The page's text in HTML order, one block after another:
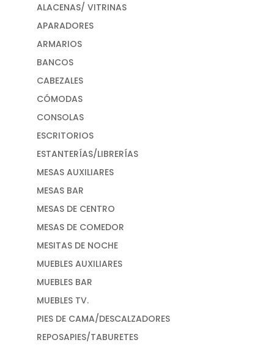
ALACENAS/ VITRINAS
APARADORES
ARMARIOS
BANCOS
CABEZALES
CÓMODAS
CONSOLAS
ESCRITORIOS
ESTANTERÍAS/LIBRERÍAS
MESAS AUXILIARES
MESAS BAR
MESAS DE CENTRO
MESAS DE COMEDOR
MESITAS DE NOCHE
MUEBLES AUXILIARES
MUEBLES BAR
MUEBLES TV.
PIES DE CAMA/DESCALZADORES
REPOSAPIES/TABURETES